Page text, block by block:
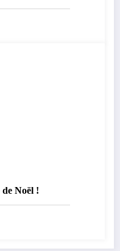
Noël !